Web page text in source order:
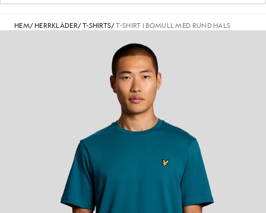
HEM/ HERRKLÄDER/T-SHIRTS/T-SHIRT I BOMULL MED RUND HALS